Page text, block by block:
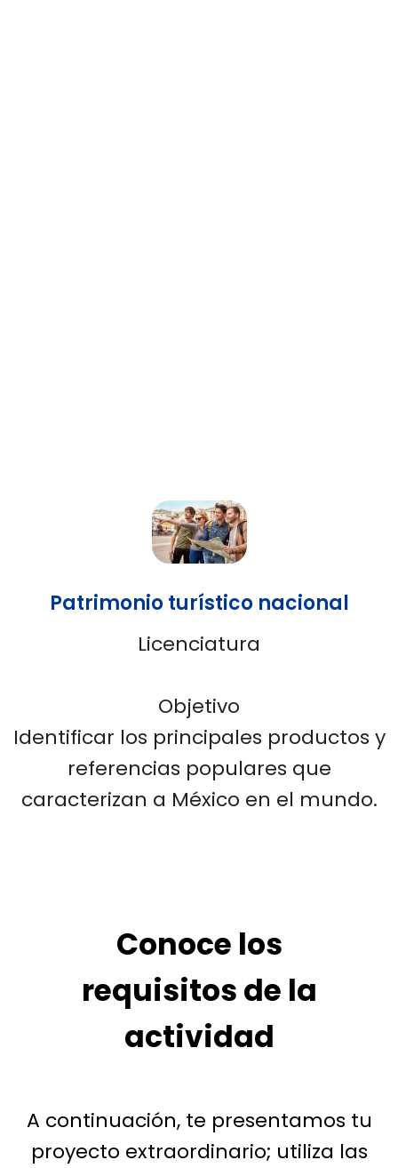
Patrimonio turístico nacional
Licenciatura
Objetivo
Identificar los principales productos y
referencias populares que
caracterizan a México en el mundo.
Conoce los
requisitos de la
actividad
A continuación, te presentamos tu
proyecto extraordinario; utiliza las